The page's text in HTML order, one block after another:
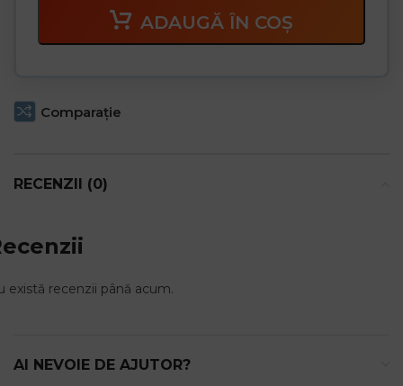
ADAUGĂ ÎN COȘ
Comparaţie
RECENZII (0)
există recenzii până acum.
AI NEVOIE DE AJUTOR?